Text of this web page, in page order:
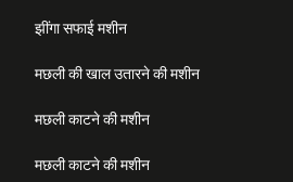
झींगा सफाई मशीन
मछली की खाल उतारने की मशीन
मछली काटने की मशीन
मछली काटने की मशीन